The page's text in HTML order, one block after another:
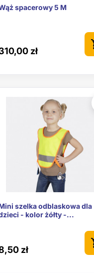
Szybki podgląd
spacerowy 5 M
zł
Szybki podgląd
szelka odblaskowa dla
- kolor żółty -...
zł